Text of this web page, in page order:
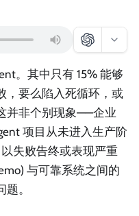
。其中只有 15% 能够
，要么陷入死循环，或
并非个别现象——企业
项目从未进入生产阶
失败告终或表现严重
与可靠系统之间的
。